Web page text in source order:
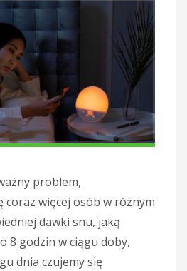
problem,
coraz więcej osób w różnym
dawki snu, jaką
8 godzin w ciągu doby,
dnia czujemy się